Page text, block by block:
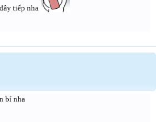
tiếp nha
bí nha